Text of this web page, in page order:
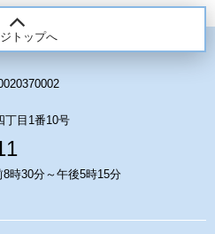
トップへ
目1番10号
時30分～午後5時15分